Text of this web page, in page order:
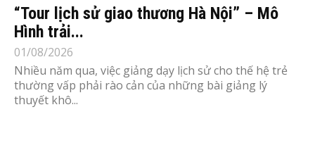
“Tour lịch sử giao thương Hà Nội” – Mô
Hình trải...
01/08/2026
Nhiều năm qua, việc giảng dạy lịch sử cho thế hệ trẻ
thường vấp phải rào cản của những bài giảng lý
thuyết khô...